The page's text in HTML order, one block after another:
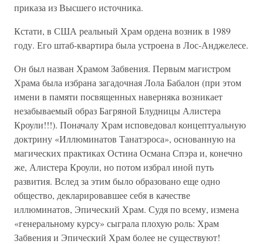
приказа из Высшего источника.
Кстати, в США реальный Храм ордена возник в 1989
году. Его штаб-квартира была устроена в Лос-Анджелесе.
Он был назван Храмом Забвения. Первым магистром
Храма была избрана загадочная Лола Бабалон (при этом
имени в памяти посвященных наверняка возникает
незабываемый образ Багряной Блудницы Алистера
Кроули!!!). Поначалу Храм исповедовал концептуальную
доктрину «Иллюминатов Танатэроса», основанную на
магических практиках Остина Османа Спэра и, конечно
же, Алистера Кроули, но потом избрал иной путь
развития. Вслед за этим было образовано еще одно
общество, декларировавшее себя в качестве
иллюминатов, Эпический Храм. Судя по всему, измена
«генеральному курсу» сыграла плохую роль: Храм
Забвения и Эпический Храм более не существуют!